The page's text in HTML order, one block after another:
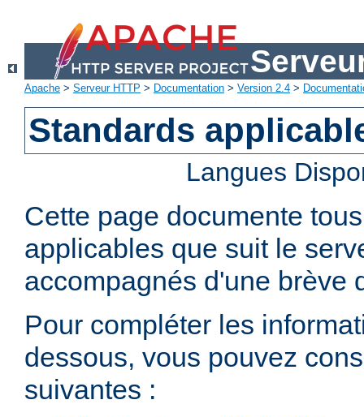
Apache > Serveur HTTP > Documentation > Version 2.4 >
Standards
Langues
Cette page documente
applicables que suit le
accompagnés d'une brève
Pour compléter les
dessous, vous pouvez
suivantes :